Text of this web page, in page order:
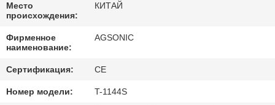
ПРОВЕРКА
КАЧЕСТВА
СВЯЖИТЕСЬ
МЫ
Место
происхождения:
КИТАЙ
Фирменное
наименование:
AGSONIC
Сертификация: CE
Номер модели: T-1144S